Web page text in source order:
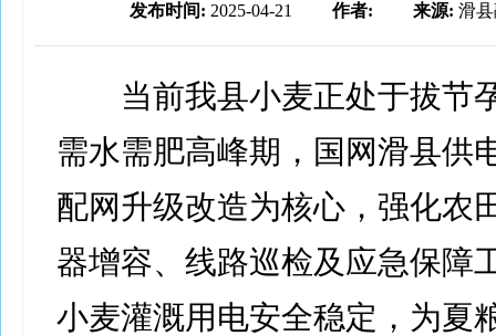
发布时间: 2025-04-21 作者: 来源: 滑
当前我县小麦正处于拔节
需水需肥高峰期，国网滑县供
配网升级改造为核心，强化农
器增容、线路巡检及应急保障
小麦灌溉用电安全稳定，为夏